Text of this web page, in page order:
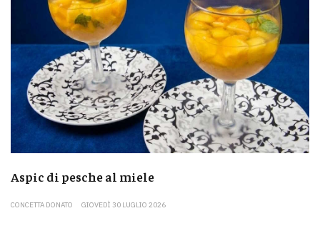
Aspic di pesche al miele
CONCETTA DONATO GIOVEDÌ 30 LUGLIO 2026